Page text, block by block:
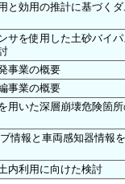
と効用の推計に基づく
サを使用した土砂バイ
事業の概要
事業の概要
用いた深層崩壊危険箇
情報と車両感知器情報
内利用に向けた検討